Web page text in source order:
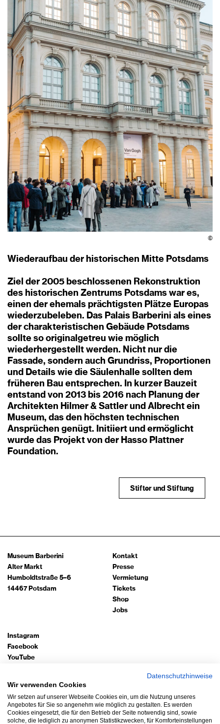
©
Wiederaufbau der historischen Mitte Potsdams
Ziel der 2005 beschlossenen Rekonstruktion
des historischen Zentrums Potsdams war es,
einen der ehemals prächtigsten Plätze Europas
wiederzubeleben. Das Palais Barberini als eines
der charakteristischen Gebäude Potsdams
sollte so originalgetreu wie möglich
wiederhergestellt werden. Nicht nur die
Fassade, sondern auch Grundriss, Proportionen
und Details wie die Säulenhalle sollten dem
früheren Bau entsprechen. In kurzer Bauzeit
entstand von 2013 bis 2016 nach Planung der
Architekten Hilmer & Sattler und Albrecht ein
Museum, das den höchsten technischen
Ansprüchen genügt. Initiiert und ermöglicht
wurde das Projekt von der Hasso Plattner
Foundation.
Stifter und Stiftung
Museum Barberini
Alter Markt
Humboldtstraße 5–6
14467 Potsdam
Kontakt
Presse
Vermietung
Tickets
Shop
Jobs
Instagram
Facebook
YouTube
Bleiben Sie auf dem Laufenden!
Newsletter abonnieren
Datenschutzhinweise
Wir verwenden Cookies
Wir setzen auf unserer Webseite Cookies ein, um die Nutzung unseres
Angebotes für Sie so angenehm wie möglich zu gestalten. Es werden
Cookies eingesetzt, die für den Betrieb der Seite notwendig sind, sowie
solche, die lediglich zu anonymen Statistikzwecken, für Komforteinstellungen